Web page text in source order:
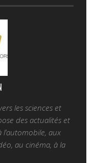
les sciences et
des actualités et
aux
au cinéma, à la